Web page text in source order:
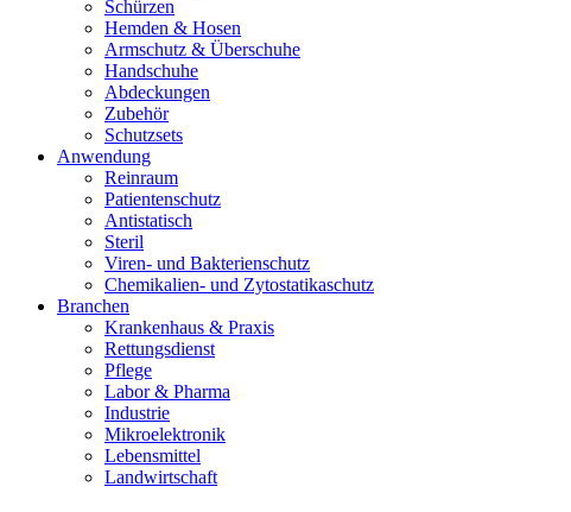
Schürzen
Hemden & Hosen
Armschutz & Überschuhe
Handschuhe
Abdeckungen
Zubehör
Schutzsets
Anwendung
Reinraum
Patientenschutz
Antistatisch
Steril
Viren- und Bakterienschutz
Chemikalien- und Zytostatikaschutz
Branchen
Krankenhaus & Praxis
Rettungsdienst
Pflege
Labor & Pharma
Industrie
Mikroelektronik
Lebensmittel
Landwirtschaft